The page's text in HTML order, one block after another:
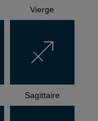
Vierge
Sagittaire